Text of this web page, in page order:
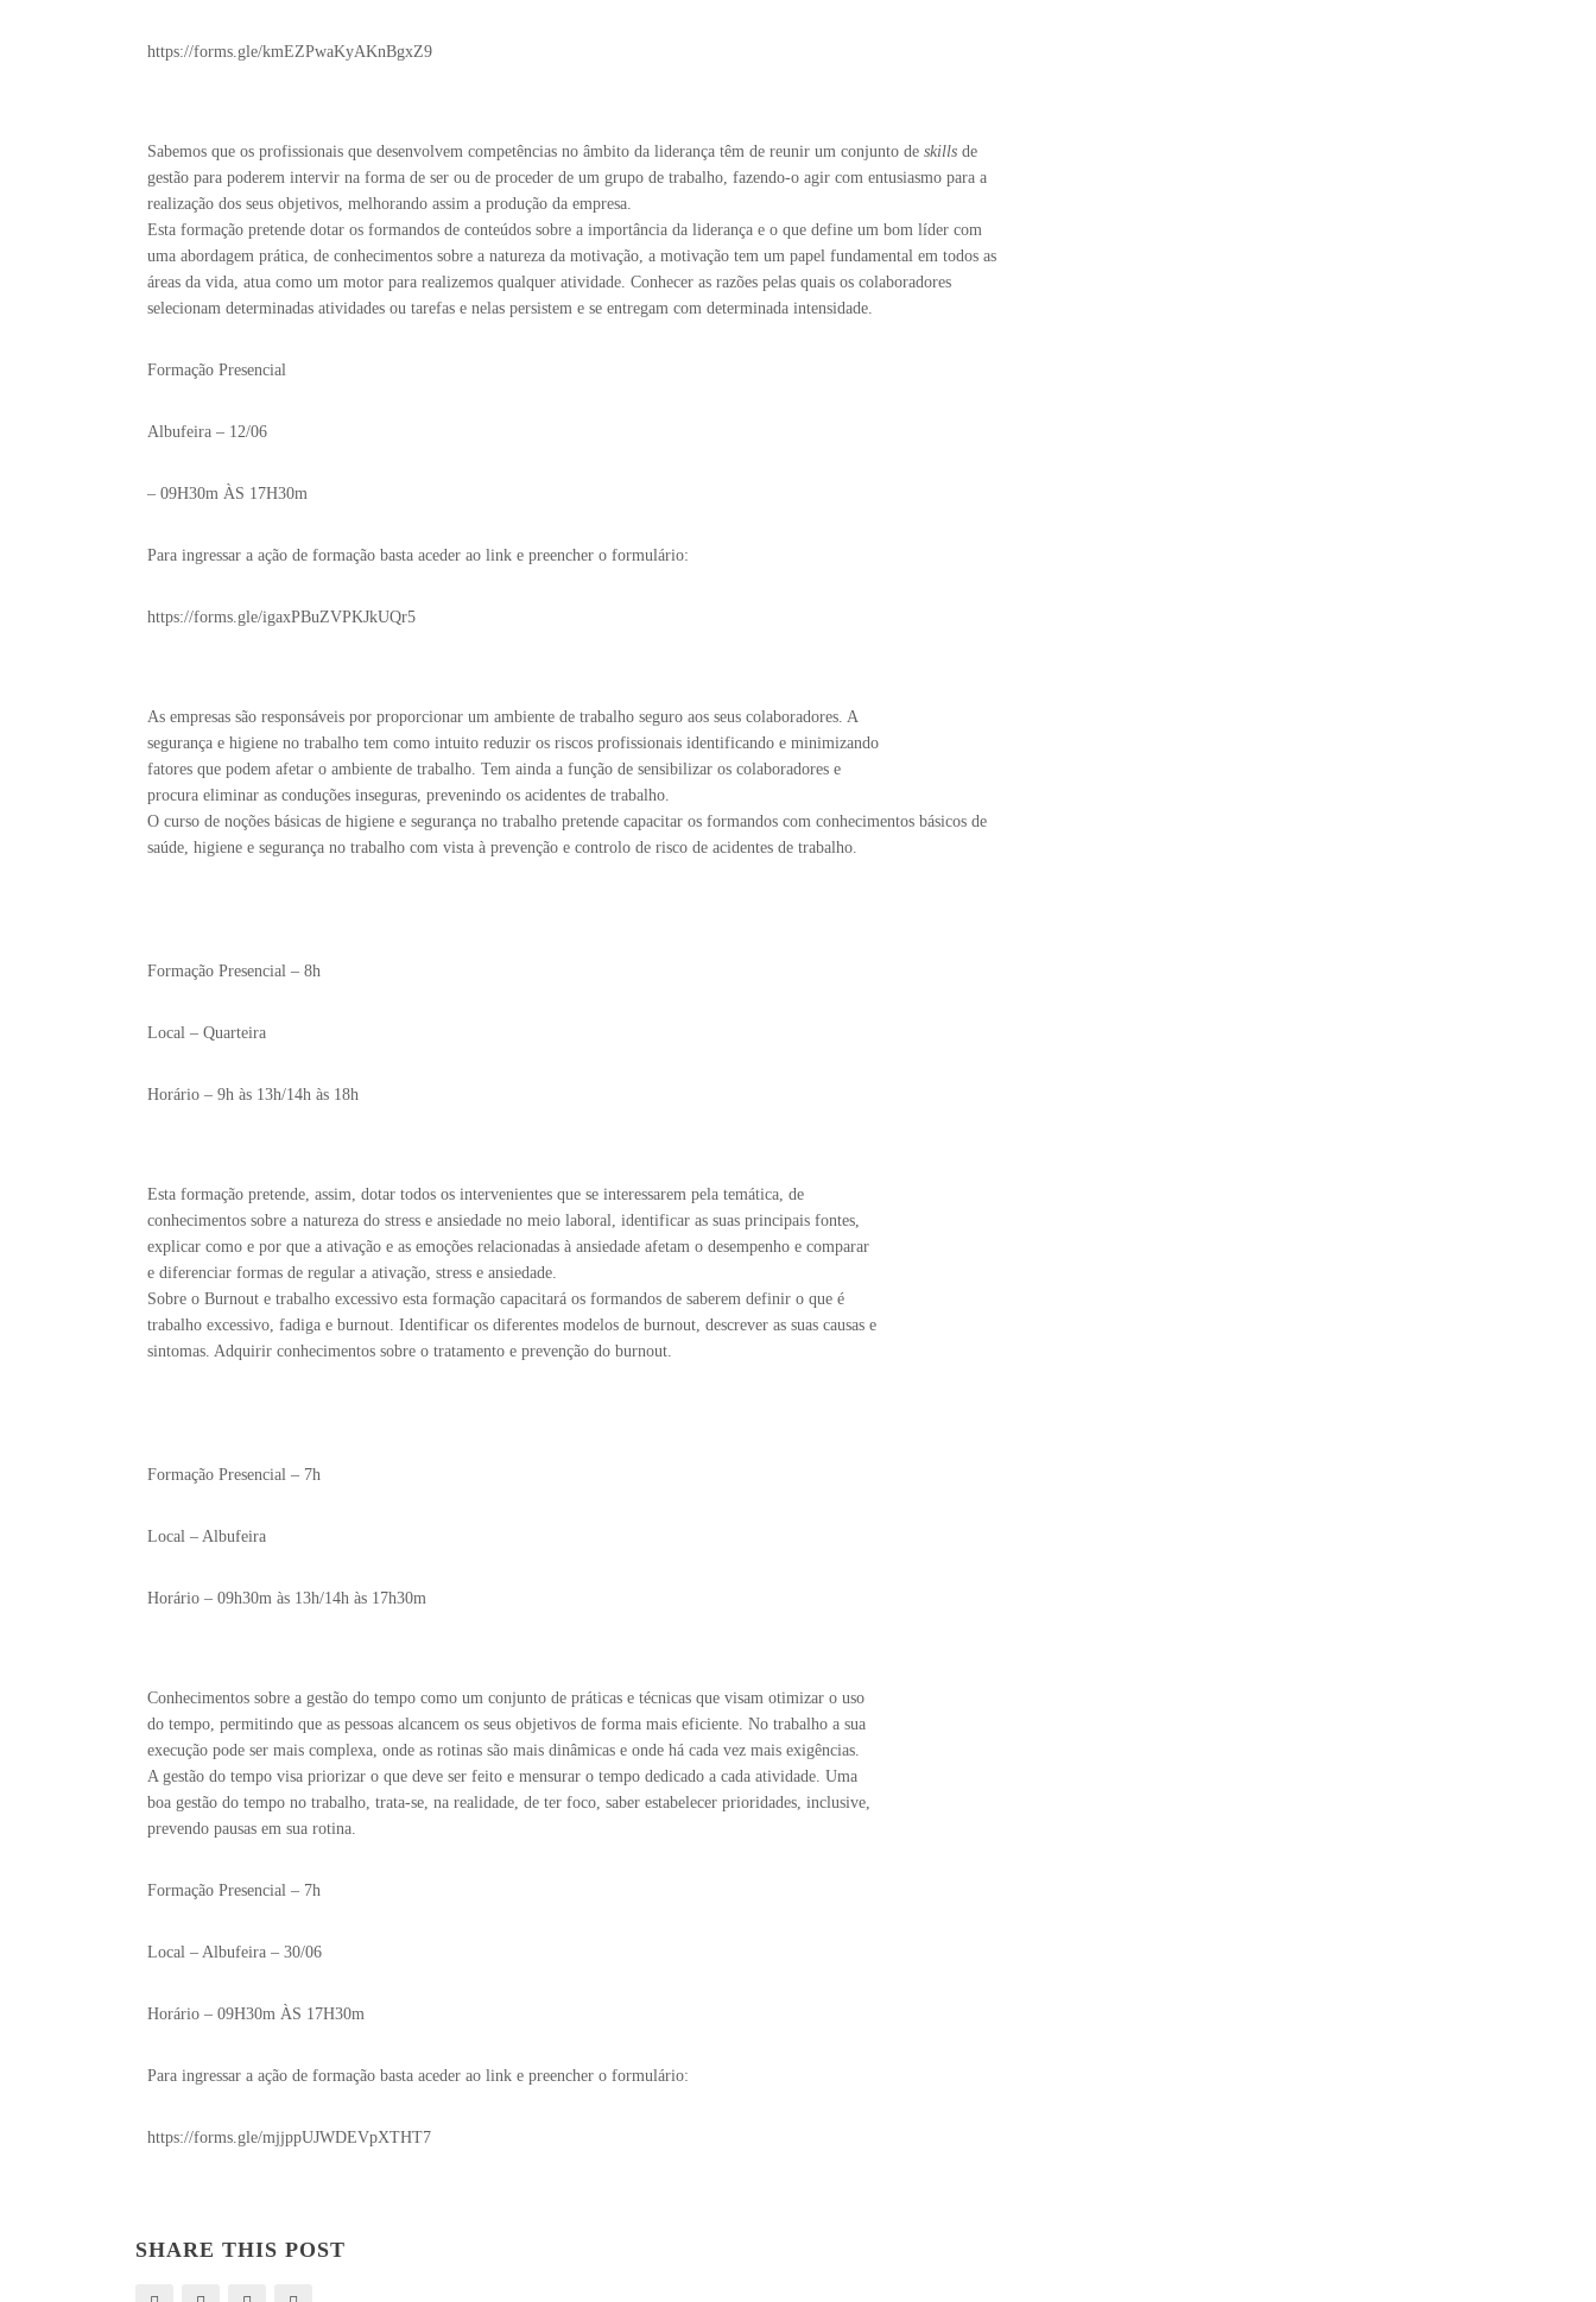
https://forms.gle/kmEZPwaKyAKnBgxZ9
Sabemos que os profissionais que desenvolvem competências no âmbito da liderança têm de reunir um conjunto de skills de
gestão para poderem intervir na forma de ser ou de proceder de um grupo de trabalho, fazendo-o agir com entusiasmo para a
realização dos seus objetivos, melhorando assim a produção da empresa.
Esta formação pretende dotar os formandos de conteúdos sobre a importância da liderança e o que define um bom líder com
uma abordagem prática, de conhecimentos sobre a natureza da motivação, a motivação tem um papel fundamental em todos as
áreas da vida, atua como um motor para realizemos qualquer atividade. Conhecer as razões pelas quais os colaboradores
selecionam determinadas atividades ou tarefas e nelas persistem e se entregam com determinada intensidade.
Formação Presencial
Albufeira – 12/06
– 09H30m ÀS 17H30m
Para ingressar a ação de formação basta aceder ao link e preencher o formulário:
https://forms.gle/igaxPBuZVPKJkUQr5
As empresas são responsáveis por proporcionar um ambiente de trabalho seguro aos seus colaboradores. A
segurança e higiene no trabalho tem como intuito reduzir os riscos profissionais identificando e minimizando
fatores que podem afetar o ambiente de trabalho. Tem ainda a função de sensibilizar os colaboradores e
procura eliminar as conduções inseguras, prevenindo os acidentes de trabalho.
O curso de noções básicas de higiene e segurança no trabalho pretende capacitar os formandos com conhecimentos básicos de
saúde, higiene e segurança no trabalho com vista à prevenção e controlo de risco de acidentes de trabalho.
Formação Presencial – 8h
Local – Quarteira
Horário – 9h às 13h/14h às 18h
Esta formação pretende, assim, dotar todos os intervenientes que se interessarem pela temática, de
conhecimentos sobre a natureza do stress e ansiedade no meio laboral, identificar as suas principais fontes,
explicar como e por que a ativação e as emoções relacionadas à ansiedade afetam o desempenho e comparar
e diferenciar formas de regular a ativação, stress e ansiedade.
Sobre o Burnout e trabalho excessivo esta formação capacitará os formandos de saberem definir o que é
trabalho excessivo, fadiga e burnout. Identificar os diferentes modelos de burnout, descrever as suas causas e
sintomas. Adquirir conhecimentos sobre o tratamento e prevenção do burnout.
Formação Presencial – 7h
Local – Albufeira
Horário – 09h30m às 13h/14h às 17h30m
Conhecimentos sobre a gestão do tempo como um conjunto de práticas e técnicas que visam otimizar o uso
do tempo, permitindo que as pessoas alcancem os seus objetivos de forma mais eficiente. No trabalho a sua
execução pode ser mais complexa, onde as rotinas são mais dinâmicas e onde há cada vez mais exigências.
A gestão do tempo visa priorizar o que deve ser feito e mensurar o tempo dedicado a cada atividade. Uma
boa gestão do tempo no trabalho, trata-se, na realidade, de ter foco, saber estabelecer prioridades, inclusive,
prevendo pausas em sua rotina.
Formação Presencial – 7h
Local – Albufeira – 30/06
Horário – 09H30m ÀS 17H30m
Para ingressar a ação de formação basta aceder ao link e preencher o formulário:
https://forms.gle/mjjppUJWDEVpXTHT7
SHARE THIS POST